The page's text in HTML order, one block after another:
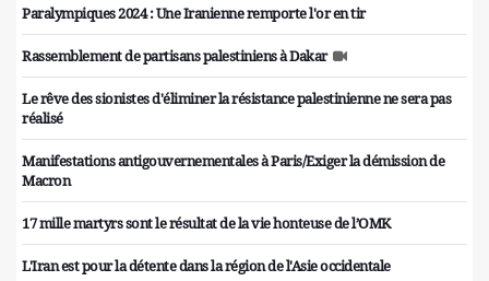
Paralympiques 2024 : Une Iranienne remporte l'or en tir
Rassemblement de partisans palestiniens à Dakar
Le rêve des sionistes d'éliminer la résistance palestinienne ne sera pas
réalisé
Manifestations antigouvernementales à Paris/Exiger la démission de
Macron
17 mille martyrs sont le résultat de la vie honteuse de l’OMK
L'Iran est pour la détente dans la région de l'Asie occidentale